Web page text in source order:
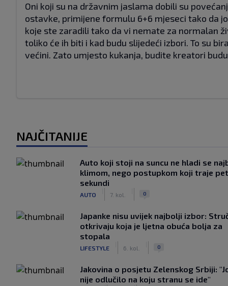
Oni koji su na državnim jaslama dobili su
ostavke, primijene formulu 6+6 mjeseci tako da
koje ste zaradili tako da vi nemate za normalan
toliko će ih biti i kad budu slijedeći izbori. To su
većini. Zato umjesto kukanja, budite kreatori
NAJČITANIJE
Auto koji stoji na suncu ne hladi se
klimom, nego postupkom koji traje
sekundi
AUTO 7. kol. 0
Japanke nisu uvijek najbolji izbor:
otkrivaju koja je ljetna obuća bolja za
stopala
LIFESTYLE 6. kol. 0
Jakovina o posjetu Zelenskog Srbiji:
nije odlučilo na koju stranu se ide"